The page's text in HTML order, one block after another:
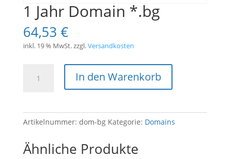
1 Jahr Domain *.bg
64,53 €
inkl. 19 % MwSt.zzgl.Versandkosten
Menge
In den Warenkorb
Artikelnummer: dom-bg Kategorie: Domains
Ähnliche Produkte